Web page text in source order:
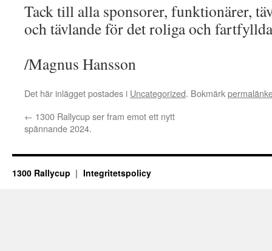
Tack till alla sponsorer, funktionärer,
och tävlande för det roliga och
/Magnus Hansson
Det här inlägget postades i Uncategorized. Bokmärk
← 1300 Rallycup ser fram emot ett nytt
spännande 2024.
1300 Rallycup Integritetspolicy